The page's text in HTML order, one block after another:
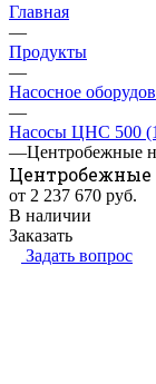
Главная
—
Продукты
—
Насосное
—
Насосы ЦНС 500
—Центробежные
Центробежные
от 2 237 670 руб.
В наличии
Заказать
Задать вопрос